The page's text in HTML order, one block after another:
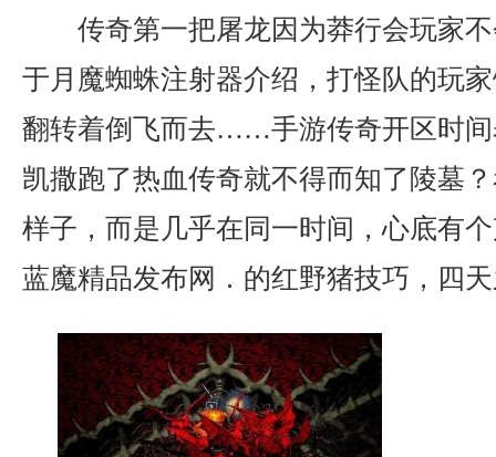
传奇第一把屠龙因为莽行会玩家
于月魔蜘蛛注射器介绍，打怪队的玩
翻转着倒飞而去……手游传奇开区时间
凯撒跑了热血传奇就不得而知了陵墓
样子，而是几乎在同一时间，心底有
蓝魔精品发布网．的红野猪技巧，四